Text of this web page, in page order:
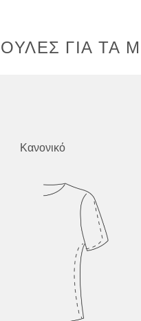
ΓΙΑ ΤΑ
Κανονικό